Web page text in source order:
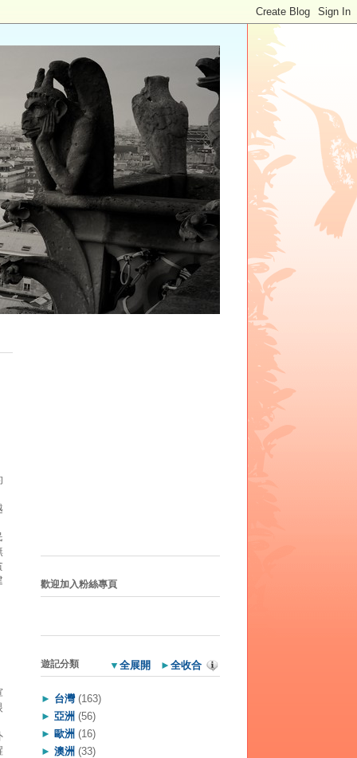
歡迎加入粉絲專頁
▼ 全展開 ► 全收合
遊記分類
► 台灣 (163)
► 亞洲 (56)
► 歐洲 (16)
► 澳洲 (33)